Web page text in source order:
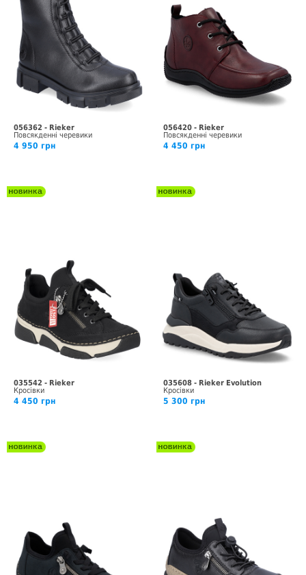
056362 - Rieker
Повсякденні черевики
4 950 грн
056420 - Rieker
Повсякденні черевики
4 450 грн
035542 - Rieker
Кросівки
4 450 грн
035608 - Rieker Evolution
Кросівки
5 300 грн